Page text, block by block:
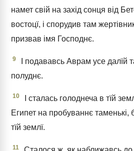
намет свій на захід сонця від
востоцї, і спорудив там
призвав імя Господнє.
9
І подававсь Аврам усе далїй
полуднє.
10
І сталась голоднеча в тїй
Египет на пробуваннє таменькі,
тїй землї.
11